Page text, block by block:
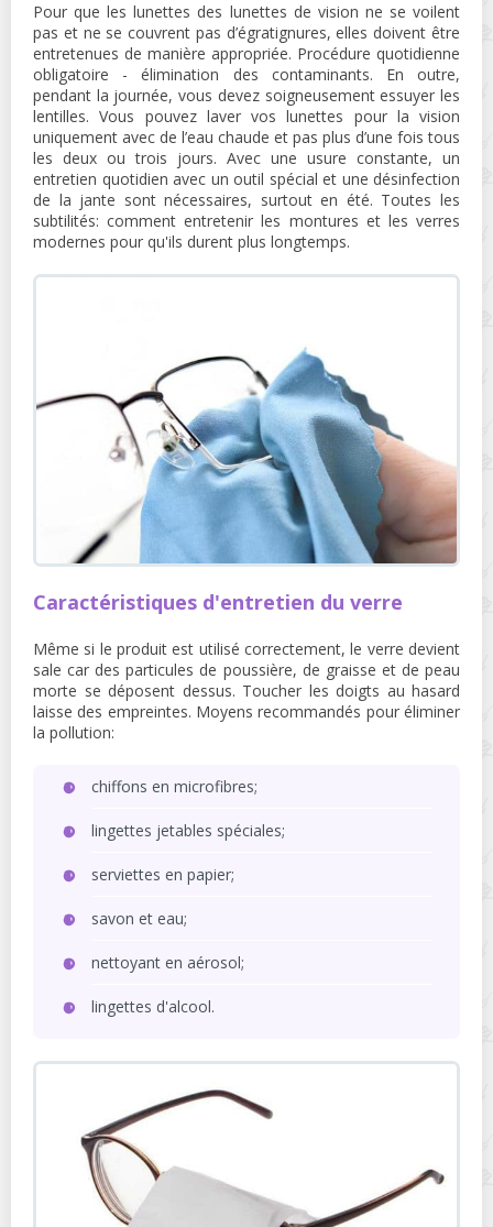
Pour que les lunettes des lunettes de vision ne se voilent
pas et ne se couvrent pas d’égratignures, elles doivent être
entretenues de manière appropriée. Procédure quotidienne
obligatoire - élimination des contaminants. En outre,
pendant la journée, vous devez soigneusement essuyer les
lentilles. Vous pouvez laver vos lunettes pour la vision
uniquement avec de l’eau chaude et pas plus d’une fois tous
les deux ou trois jours. Avec une usure constante, un
entretien quotidien avec un outil spécial et une désinfection
de la jante sont nécessaires, surtout en été. Toutes les
subtilités: comment entretenir les montures et les verres
modernes pour qu'ils durent plus longtemps.
Caractéristiques d'entretien du verre
Même si le produit est utilisé correctement, le verre devient
sale car des particules de poussière, de graisse et de peau
morte se déposent dessus. Toucher les doigts au hasard
laisse des empreintes. Moyens recommandés pour éliminer
la pollution:
chiffons en microfibres;
lingettes jetables spéciales;
serviettes en papier;
savon et eau;
nettoyant en aérosol;
lingettes d'alcool.